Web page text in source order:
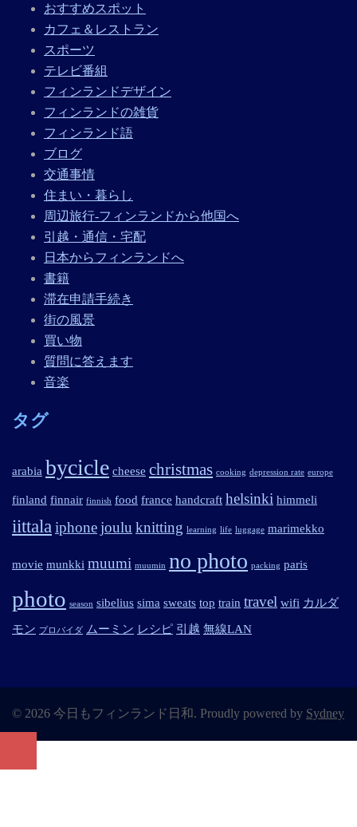
おすすめスポット
カフェ＆レストラン
スポーツ
テレビ番組
フィンランドデザイン
フィンランドの雑貨
フィンランド語
ブログ
交通事情
住まい・暮らし
周辺旅行-フィンランドから他国へ
引越・通信・宅配
日本からフィンランドへ
書籍
滞在申請手続き
街の風景
買い物
質問に答えます
音楽
タグ
arabia bycicle cheese christmas cooking depression rate europe
finland finnair finnish food france handcraft helsinki himmeli
iittala iphonejoulu knitting learning life luggage marimekko
movie munkki muumi muumin no photo packing paris
photo season sibelius sima sweats top train travel wifi カルダ
モン プロバイダ ムーミン レシピ 引越 無線LAN
© 2026 今日もフィンランド日和. Proudly powered by Sydney